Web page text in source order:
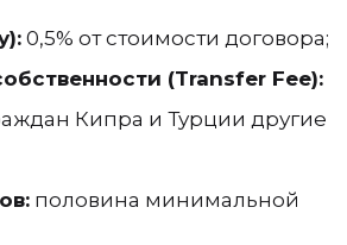
0,5% от стоимости договора;
(Transfer Fee):
Кипра и Турции другие
половина минимальной